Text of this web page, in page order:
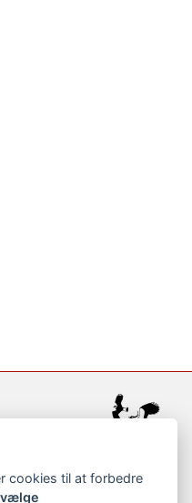
cookies til at forbedre
vælge